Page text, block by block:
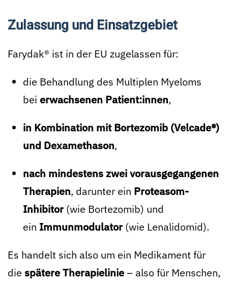
Zulassung und Einsatzgebiet
Farydak® ist in der EU zugelassen für:
die Behandlung des Multiplen Myeloms
bei erwachsenen Patient:innen,
in Kombination mit Bortezomib (Velcade®)
und Dexamethason,
nach mindestens zwei vorausgegangenen
Therapien, darunter ein Proteasom-
Inhibitor(wie Bortezomib) und
ein Immunmodulator(wie Lenalidomid).
Es handelt sich also um ein Medikament für
die spätere Therapielinie– also für Menschen,